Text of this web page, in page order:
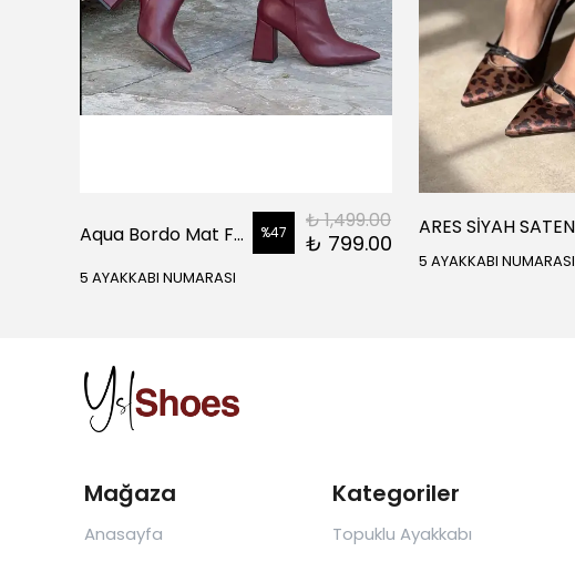
Aqua Bordo Mat Fermuar Detay Sivri Burun Kadın Topuklu Bot %47 ₺ 1,499.00
₺ 799.00
5 AYAKKABI NUMARASI
5 AYAKKABI NUMARASI
Mağaza
Anasayfa
Kategoriler
Topuklu Ayakkabı